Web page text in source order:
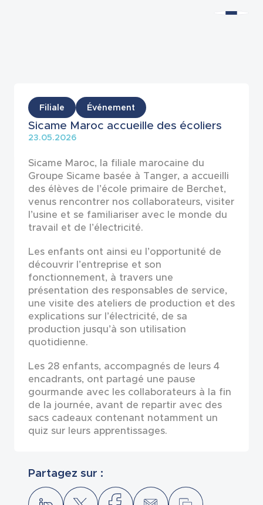
Actualités
Filiale Événement
Sicame Maroc accueille des écoliers
23.05.2026
Partagez sur :
Sicame Maroc, la filiale marocaine du
Groupe Sicame basée à Tanger, a accueilli
des élèves de l’école primaire de Berchet,
venus rencontrer nos collaborateurs, visiter
l’usine et se familiariser avec le monde du
travail et de l’électricité.
Les enfants ont ainsi eu l’opportunité de
découvrir l’entreprise et son
fonctionnement, à travers une
présentation des responsables de service,
une visite des ateliers de production et des
explications sur l’électricité, de sa
production jusqu’à son utilisation
quotidienne.
Les 28 enfants, accompagnés de leurs 4
encadrants, ont partagé une pause
gourmande avec les collaborateurs à la fin
de la journée, avant de repartir avec des
sacs cadeaux contenant notamment un
quiz sur leurs apprentissages.